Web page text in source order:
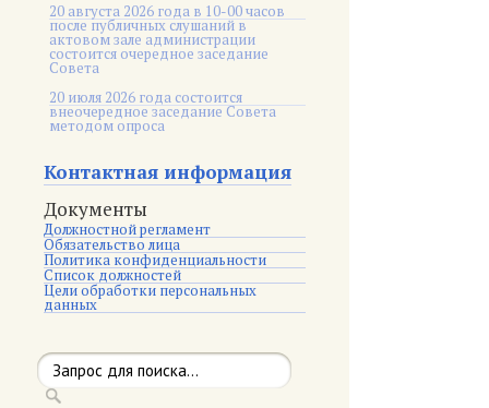
20 августа 2026 года в 10-00 часов
после публичных слушаний в
актовом зале администрации
состоится очередное заседание
Совета
20 июля 2026 года состоится
внеочередное заседание Совета
методом опроса
Контактная информация
Документы
Должностной регламент
Обязательство лица
Политика конфиденциальности
Список должностей
Цели обработки персональных
данных